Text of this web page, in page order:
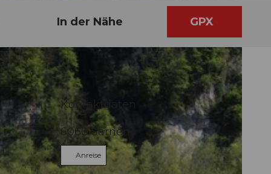
In der Nähe GPX
Kontaktdaten
6060Sarnen
Anreise